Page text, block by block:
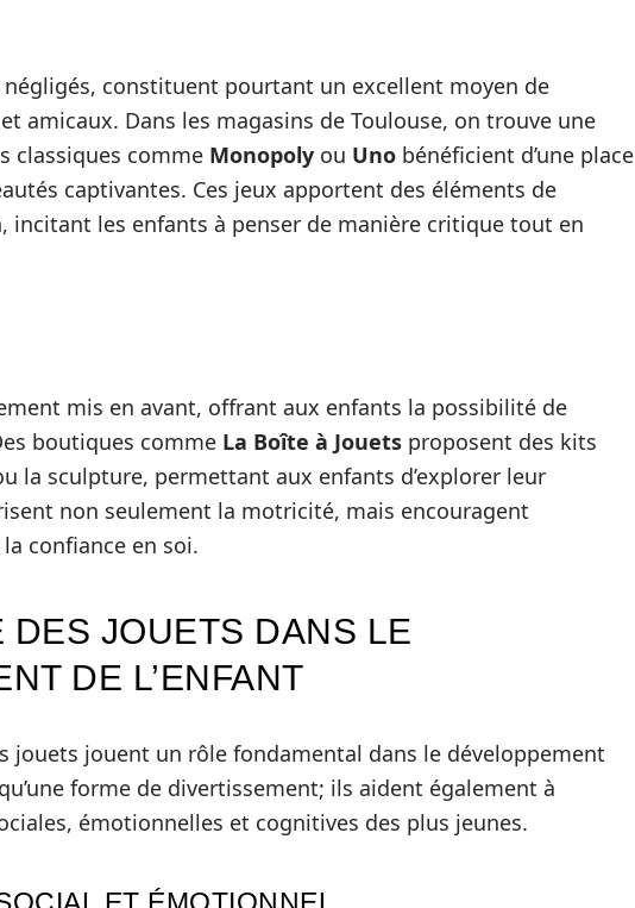
négligés, constituent pourtant un excellent moyen de
amicaux. Dans les magasins de Toulouse, on trouve une
classiques comme Monopoly ou Uno bénéficient d’une place
captivantes. Ces jeux apportent des éléments de
incitant les enfants à penser de manière critique tout en
mis en avant, offrant aux enfants la possibilité de
boutiques comme La Boîte à Jouets proposent des kits
la sculpture, permettant aux enfants d’explorer leur
non seulement la motricité, mais encouragent
confiance en soi.
DES JOUETS DANS LE
DE L’ENFANT
jouets jouent un rôle fondamental dans le développement
forme de divertissement; ils aident également à
émotionnelles et cognitives des plus jeunes.